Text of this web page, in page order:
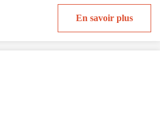
En savoir plus